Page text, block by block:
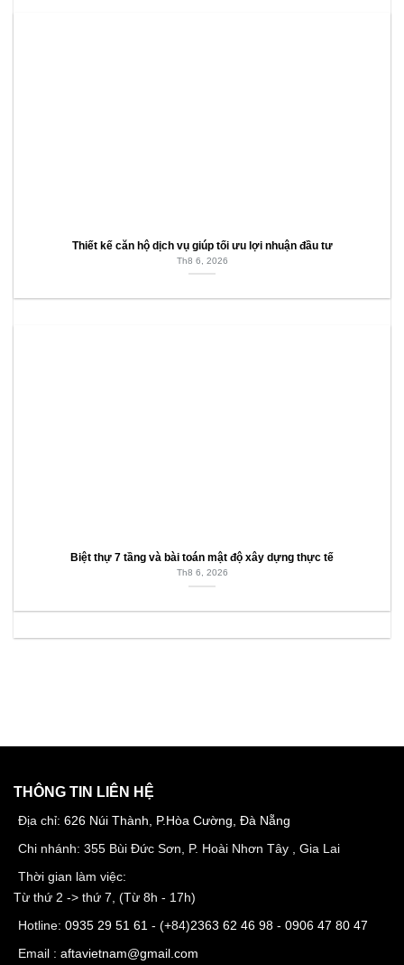
Thiết kế căn hộ dịch vụ giúp tối ưu lợi nhuận đầu tư
Th8 6, 2026
Biệt thự 7 tầng và bài toán mật độ xây dựng thực tế
Th8 6, 2026
THÔNG TIN LIÊN HỆ
Địa chỉ: 626 Núi Thành, P.Hòa Cường, Đà Nẵng
Chi nhánh: 355 Bùi Đức Sơn, P. Hoài Nhơn Tây , Gia Lai
Thời gian làm việc:
Từ thứ 2 -> thứ 7, (Từ 8h - 17h)
Hotline: 0935 29 51 61 - (+84)2363 62 46 98 - 0906 47 80 47
Email : aftavietnam@gmail.com